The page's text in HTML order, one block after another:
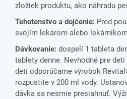
zložiek produktu, ako náhradu
Tehotenstvo a dojčenie: Pred
svojím lekárom alebo
Dávkovanie: dospelí 1 tableta
tablety denne. Nevhodné pre
deti odporúčame výrobok
rozpustite v 200 ml vody.
dávka sa nesmie presiahnuť.